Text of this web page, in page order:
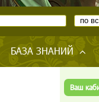
БАЗА ЗНАНИЙ
Ваш